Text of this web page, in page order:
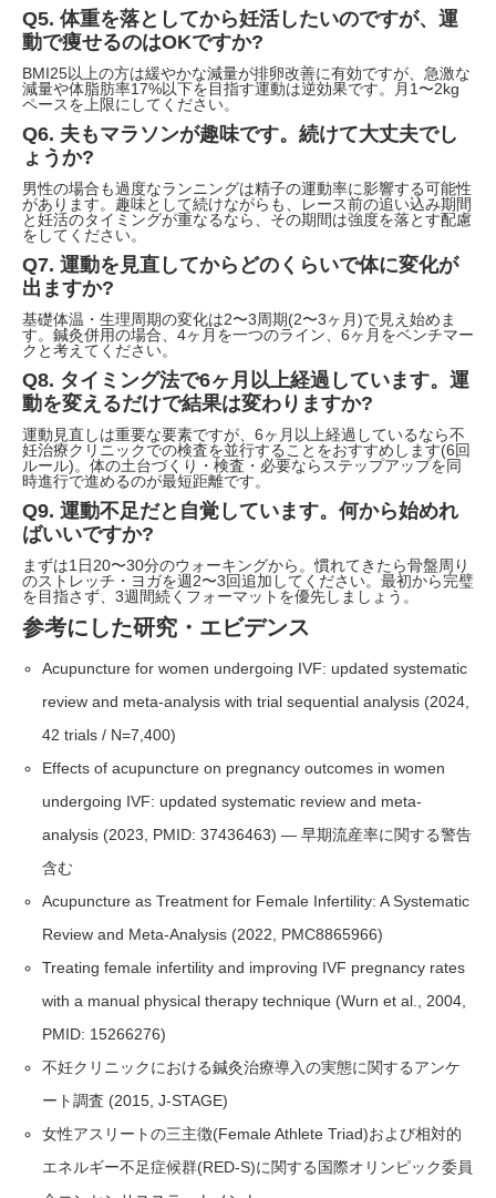
Q5. 体重を落としてから妊活したいのですが、運
動で痩せるのはOKですか?
BMI25以上の方は緩やかな減量が排卵改善に有効ですが、急激な
減量や体脂肪率17%以下を目指す運動は逆効果です。月1〜2kg
ペースを上限にしてください。
Q6. 夫もマラソンが趣味です。続けて大丈夫でし
ょうか?
男性の場合も過度なランニングは精子の運動率に影響する可能性
があります。趣味として続けながらも、レース前の追い込み期間
と妊活のタイミングが重なるなら、その期間は強度を落とす配慮
をしてください。
Q7. 運動を見直してからどのくらいで体に変化が
出ますか?
基礎体温・生理周期の変化は2〜3周期(2〜3ヶ月)で見え始めま
す。鍼灸併用の場合、4ヶ月を一つのライン、6ヶ月をベンチマー
クと考えてください。
Q8. タイミング法で6ヶ月以上経過しています。運
動を変えるだけで結果は変わりますか?
運動見直しは重要な要素ですが、6ヶ月以上経過しているなら不
妊治療クリニックでの検査を並行することをおすすめします(6回
ルール)。体の土台づくり・検査・必要ならステップアップを同
時進行で進めるのが最短距離です。
Q9. 運動不足だと自覚しています。何から始めれ
ばいいですか?
まずは1日20〜30分のウォーキングから。慣れてきたら骨盤周り
のストレッチ・ヨガを週2〜3回追加してください。最初から完璧
を目指さず、3週間続くフォーマットを優先しましょう。
参考にした研究・エビデンス
Acupuncture for women undergoing IVF: updated systematic
review and meta-analysis with trial sequential analysis (2024,
42 trials / N=7,400)
Effects of acupuncture on pregnancy outcomes in women
undergoing IVF: updated systematic review and meta-
analysis (2023, PMID: 37436463) — 早期流産率に関する警告
含む
Acupuncture as Treatment for Female Infertility: A Systematic
Review and Meta-Analysis (2022, PMC8865966)
Treating female infertility and improving IVF pregnancy rates
with a manual physical therapy technique (Wurn et al., 2004,
PMID: 15266276)
不妊クリニックにおける鍼灸治療導入の実態に関するアンケ
ート調査 (2015, J-STAGE)
女性アスリートの三主徴(Female Athlete Triad)および相対的
エネルギー不足症候群(RED-S)に関する国際オリンピック委員